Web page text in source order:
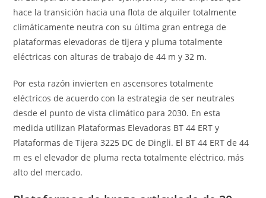
hace la transición hacia una flota de alquiler totalmente
climáticamente neutra con su última gran entrega de
plataformas elevadoras de tijera y pluma totalmente
eléctricas con alturas de trabajo de 44 m y 32 m.
Por esta razón invierten en ascensores totalmente
eléctricos de acuerdo con la estrategia de ser neutrales
desde el punto de vista climático para 2030. En esta
medida utilizan Plataformas Elevadoras BT 44 ERT y
Plataformas de Tijera 3225 DC de Dingli. El BT 44 ERT de 44
m es el elevador de pluma recta totalmente eléctrico, más
alto del mercado.